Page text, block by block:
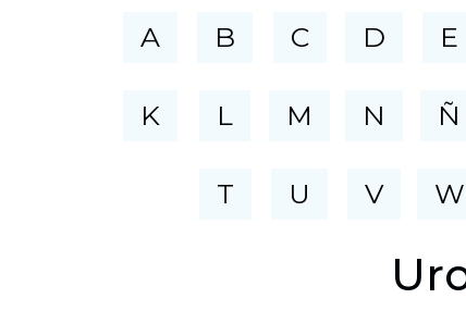
A
K
B
L
T
C
M
U
D
N
V
E
Ñ
W